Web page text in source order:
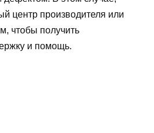
центр производителя или
чтобы получить
и помощь.